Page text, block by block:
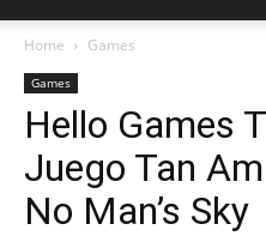
Home Games
Games
Hello Games
Juego Tan
No Man’s Sky